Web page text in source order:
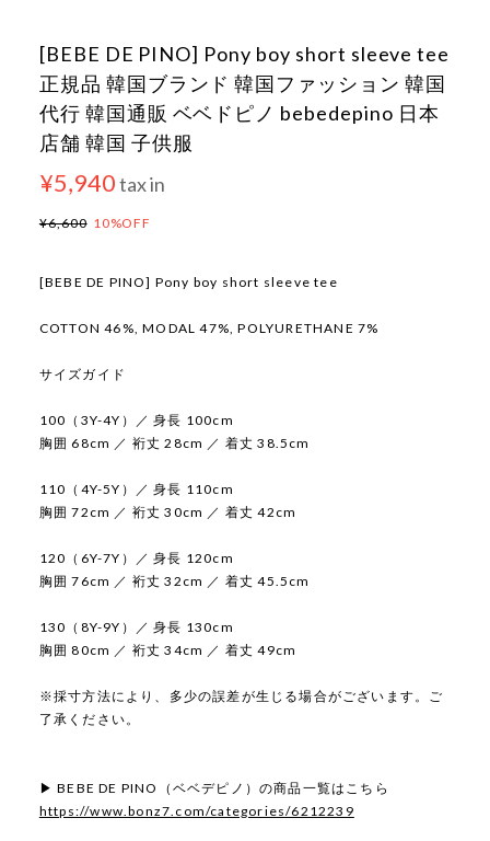
[BEBE DE PINO] Pony boy short sleeve tee
正規品 韓国ブランド 韓国ファッション 韓国
代行 韓国通販 ベベドピノ bebedepino 日本
店舗 韓国 子供服
¥5,940tax in
¥6,600 10%OFF
[BEBE DE PINO] Pony boy short sleeve tee
COTTON 46%, MODAL 47%, POLYURETHANE 7%
サイズガイド
100（3Y-4Y）／ 身長 100cm
胸囲 68cm ／ 裄丈 28cm ／ 着丈 38.5cm
110（4Y-5Y）／ 身長 110cm
胸囲 72cm ／ 裄丈 30cm ／ 着丈 42cm
120（6Y-7Y）／ 身長 120cm
胸囲 76cm ／ 裄丈 32cm ／ 着丈 45.5cm
130（8Y-9Y）／ 身長 130cm
胸囲 80cm ／ 裄丈 34cm ／ 着丈 49cm
※採寸方法により、多少の誤差が生じる場合がございます。ご
了承ください。
▶ BEBE DE PINO（ベベデピノ）の商品一覧はこちら
https://www.bonz7.com/categories/6212239